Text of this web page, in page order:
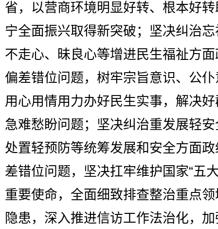
省，以营商环境明显好转、根本好
宁全面振兴取得新突破；坚决纠治
不走心、昧良心等增进民生福祉方
偏差错位问题，树牢宗旨意识、公
用心用情用力办好民生实事，解决
急难愁盼问题；坚决纠治重发展轻
处置轻预防等统筹发展和安全方面
差错位问题，坚决扛牢维护国家“五
重要使命，全面细致排查整治重点
隐患，深入推进信访工作法治化，